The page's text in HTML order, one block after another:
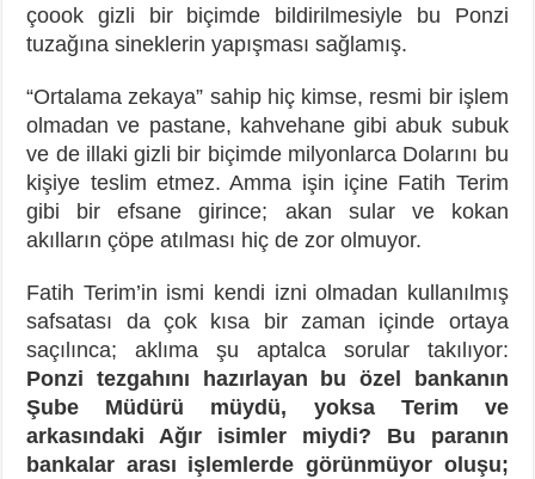
çoook gizli bir biçimde bildirilmesiyle bu Ponzi
tuzağına sineklerin yapışması sağlamış.
“Ortalama zekaya” sahip hiç kimse, resmi bir işlem
olmadan ve pastane, kahvehane gibi abuk subuk
ve de illaki gizli bir biçimde milyonlarca Dolarını bu
kişiye teslim etmez. Amma işin içine Fatih Terim
gibi bir efsane girince; akan sular ve kokan
akılların çöpe atılması hiç de zor olmuyor.
Fatih Terim’in ismi kendi izni olmadan kullanılmış
safsatası da çok kısa bir zaman içinde ortaya
saçılınca; aklıma şu aptalca sorular takılıyor:
Ponzi tezgahını hazırlayan bu özel bankanın
Şube Müdürü müydü, yoksa Terim ve
arkasındaki Ağır isimler miydi? Bu paranın
bankalar arası işlemlerde görünmüyor oluşu;